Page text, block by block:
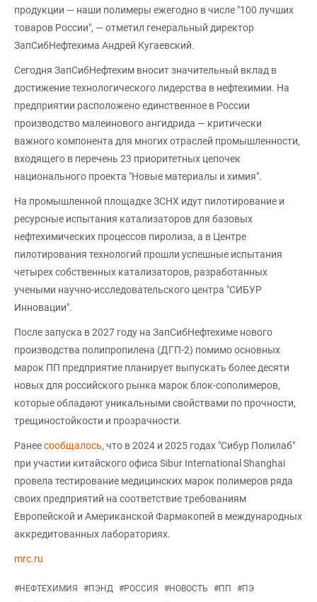
продукции — наши полимеры ежегодно в числе "100 лучших
товаров России", — отметил генеральный директор
ЗапСибНефтехима Андрей Кугаевский.
Сегодня ЗапСибНефтехим вносит значительный вклад в
достижение технологического лидерства в нефтехимии. На
предприятии расположено единственное в России
производство малеинового ангидрида — критически
важного компонента для многих отраслей промышленности,
входящего в перечень 23 приоритетных цепочек
национального проекта "Новые материалы и химия".
На промышленной площадке ЗСНХ идут пилотирование и
ресурсные испытания катализаторов для базовых
нефтехимических процессов пиролиза, а в Центре
пилотирования технологий прошли успешные испытания
четырех собственных катализаторов, разработанных
учеными научно-исследовательского центра "СИБУР
Инновации".
После запуска в 2027 году на ЗапСибНефтехиме нового
производства полипропилена (ДГП-2) помимо основных
марок ПП предприятие планирует выпускать более десяти
новых для российского рынка марок блок-сополимеров,
которые обладают уникальными свойствами по прочности,
трещиностойкости и прозрачности.
Ранеесообщалось, что в 2024 и 2025 годах "Сибур Полилаб"
при участии китайского офиса Sibur International Shanghai
провела тестирование медицинских марок полимеров ряда
своих предприятий на соответствие требованиям
Европейской и Американской Фармакопей в международных
аккредитованных лабораториях.
mrc.ru
#НЕФТЕХИМИЯ #ПЭНД #РОССИЯ #НОВОСТЬ #ПП #ПЭ